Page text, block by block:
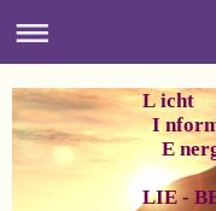
L icht
I
E
LIE -